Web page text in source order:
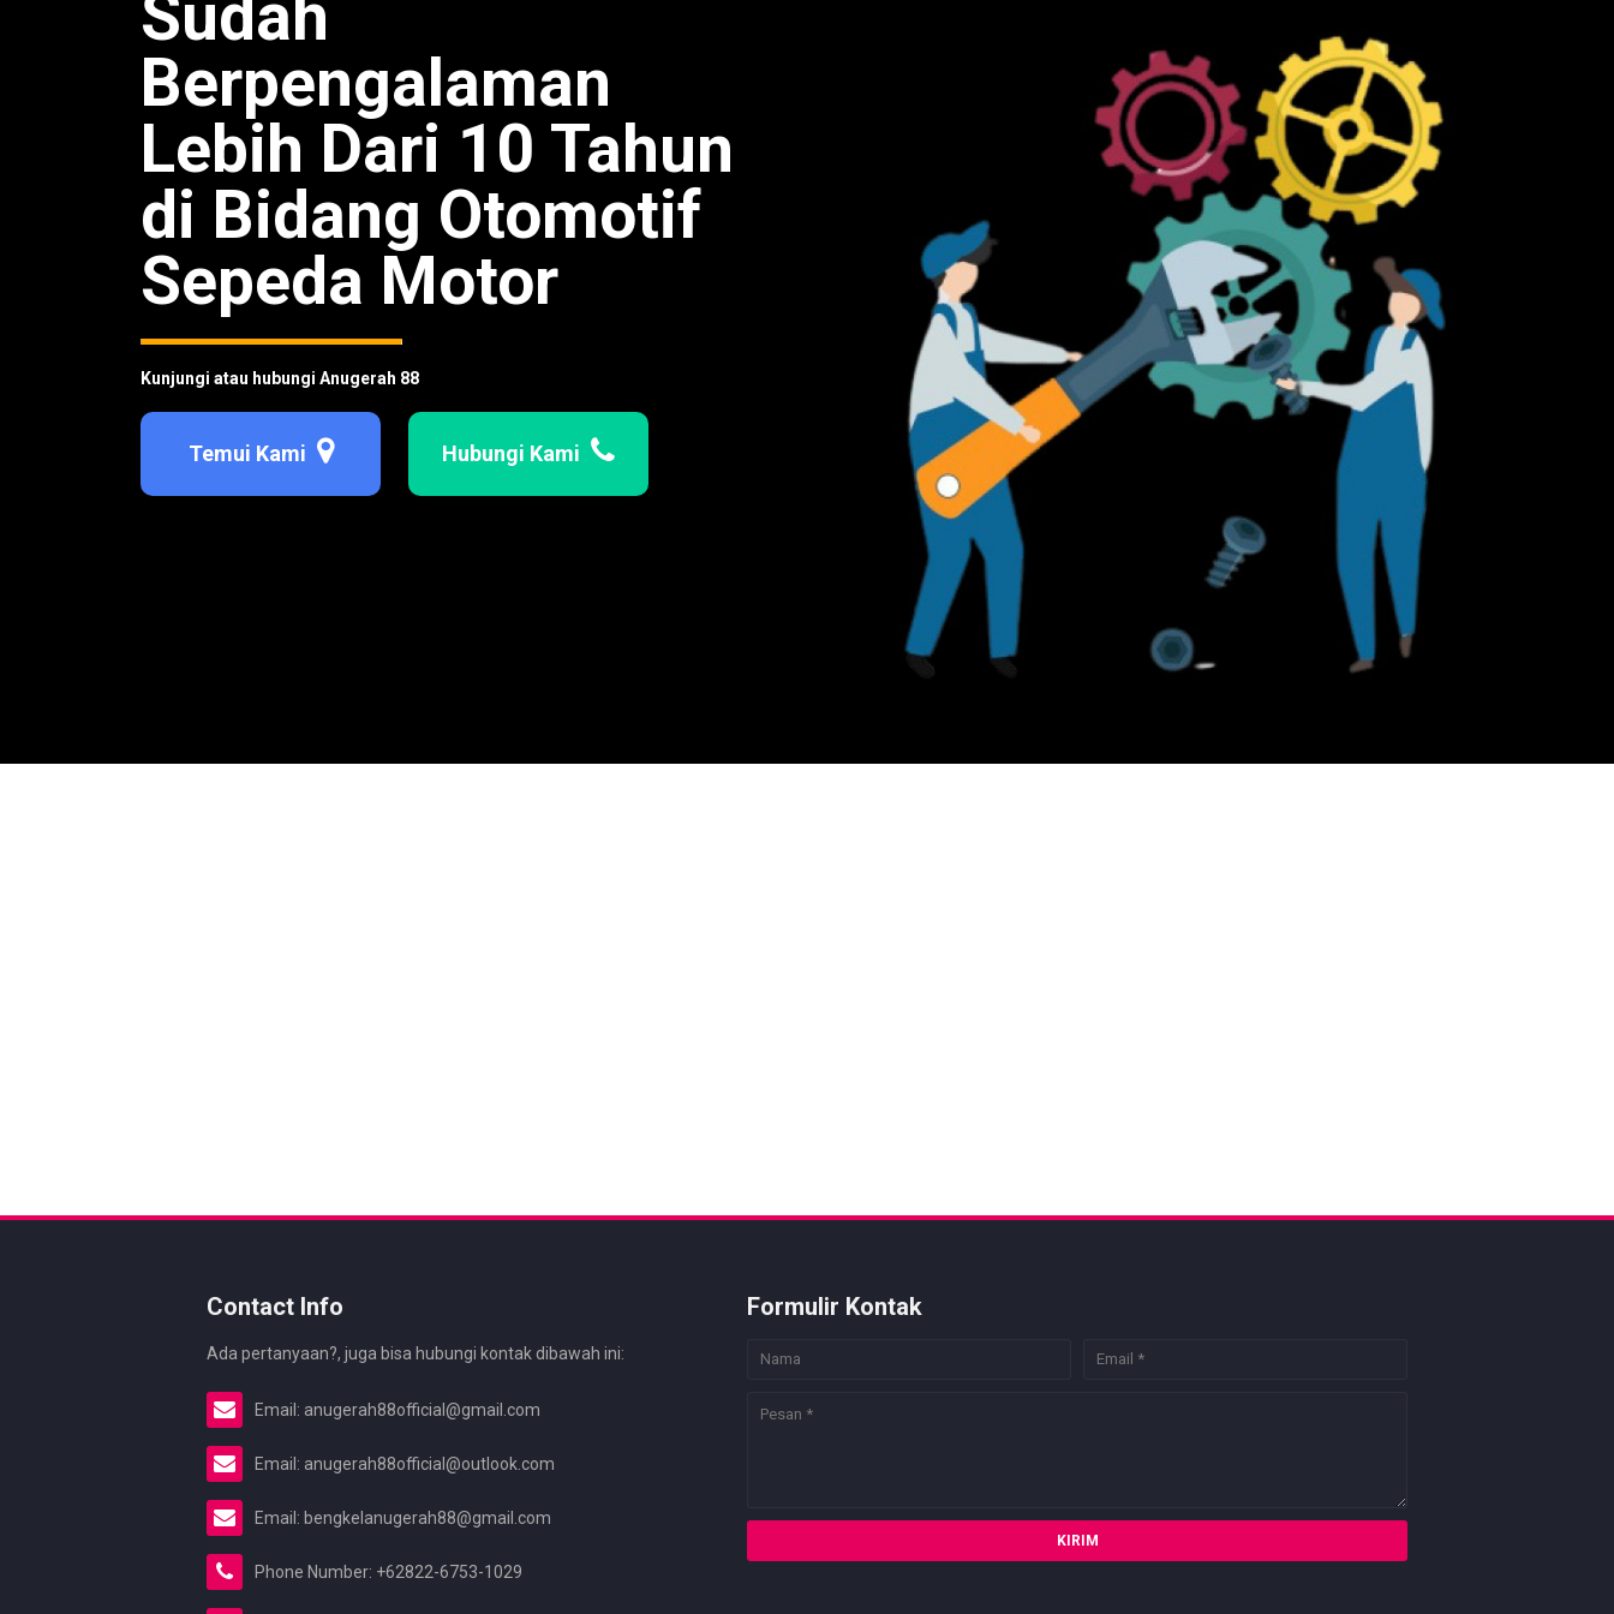
Sudah
Berpengalaman
Lebih Dari 10 Tahun
di Bidang Otomotif
Sepeda Motor
Kunjungi atau hubungi Anugerah 88
Temui Kami Hubungi Kami
Contact Info
Ada pertanyaan?, juga bisa hubungi kontak dibawah ini:
Email: anugerah88official@gmail.com
Email: anugerah88official@outlook.com
Email: bengkelanugerah88@gmail.com
Phone Number: +62822-6753-1029
Formulir Kontak